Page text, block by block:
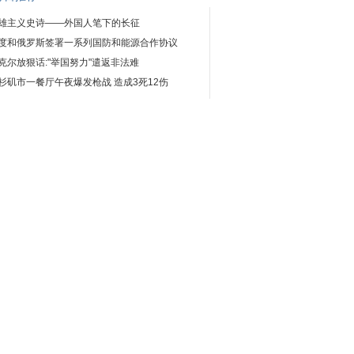
主义史诗——外国人笔下的长征
和俄罗斯签署一系列国防和能源合作协议
尔放狠话:"举国努力"遣返非法难
矶市一餐厅午夜爆发枪战 造成3死12伤